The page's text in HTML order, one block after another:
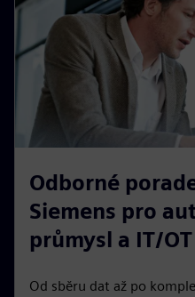
Odborné
Siemens pro
průmysl a IT/OT
Od sběru dat až po